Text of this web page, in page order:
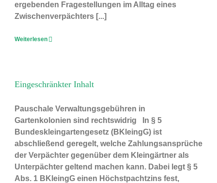
ergebenden Fragestellungen im Alltag eines
Zwischenverpächters [...]
Weiterlesen
Eingeschränkter Inhalt
Pauschale Verwaltungsgebühren in
Gartenkolonien sind rechtswidrig In § 5
Bundeskleingartengesetz (BKleingG) ist
abschließend geregelt, welche Zahlungsansprüche
der Verpächter gegenüber dem Kleingärtner als
Unterpächter geltend machen kann. Dabei legt § 5
Abs. 1 BKleingG einen Höchstpachtzins fest,